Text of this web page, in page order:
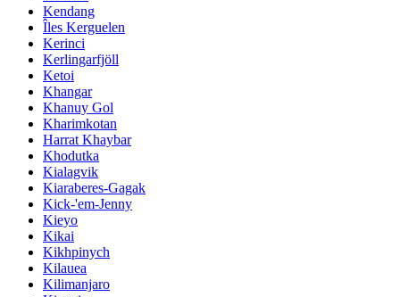
Kendang
Îles Kerguelen
Kerinci
Kerlingarfjöll
Ketoi
Khangar
Khanuy Gol
Kharimkotan
Harrat Khaybar
Khodutka
Kialagvik
Kiaraberes-Gagak
Kick-'em-Jenny
Kieyo
Kikai
Kikhpinych
Kilauea
Kilimanjaro